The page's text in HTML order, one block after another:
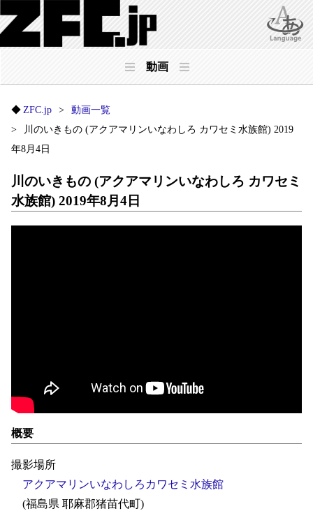
動画
ZFC.jp
動画一覧
川のいきもの (アクアマリンいなわしろ カワセミ水族館) 2019
年8月4日
川のいきもの (アクアマリンいなわしろ カワセミ
水族館) 2019年8月4日
概要
撮影場所
アクアマリンいなわしろカワセミ水族館
(福島県 耶麻郡猪苗代町)